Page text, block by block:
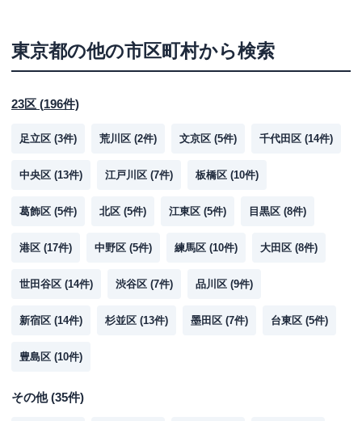
東京都の他の市区町村から検索
23区 (196件)
足立区 (3件) 荒川区 (2件) 文京区 (5件) 千代田区 (14件)
中央区 (13件) 江戸川区 (7件) 板橋区 (10件)
葛飾区 (5件) 北区 (5件) 江東区 (5件) 目黒区 (8件)
港区 (17件) 中野区 (5件) 練馬区 (10件) 大田区 (8件)
世田谷区 (14件) 渋谷区 (7件) 品川区 (9件)
新宿区 (14件) 杉並区 (13件) 墨田区 (7件) 台東区 (5件)
豊島区 (10件)
その他(35件)